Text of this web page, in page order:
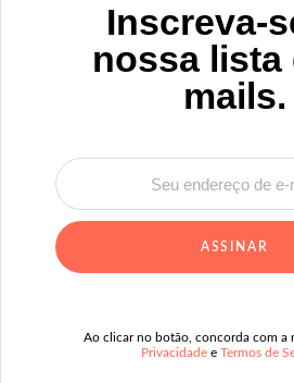
Inscreva-
nossa lista
mails.
ASSINAR
Ao clicar no botão, concorda com a
Privacidade e Termos de